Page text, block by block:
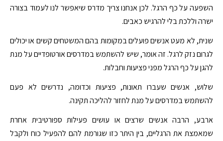
השפעה על כף הרגל. לכן אנחנו צריך מדרס שיאפשר לנו לעמוד בצורה
ישרה וללכת בלי להרגיש כאבים.
שנית, לא מעט אנשים פועלים במקומות בהם המשטחים קשים או יכולים
לגרום נזק לרגל. זה אומר, שיש להשתמש במדרסים אורטופדיים על מנת
להגן על כף הרגל מפני פציעות וחבלות.
שלוש, אנשים שעברו תאונות, פציעות וכדומה, נדרשים לא פעם
להשתמש במדרסים על מנת לחזור להליכה תקינה.
ארבע, הרבה אנשים שרצים או עושים פעילות ספורטיבית אחרת
שמאמצת את הרגליים, בין היתר כזו שגורמת להם להפעיל כוח ולקבל